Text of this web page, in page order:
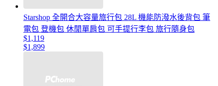
Starshop 全開合大容量旅行包 28L 機能防潑水後背包 筆
電包 登機包 休閒單肩包 可手提行李包 旅行隨身包
$1,119
$1,899